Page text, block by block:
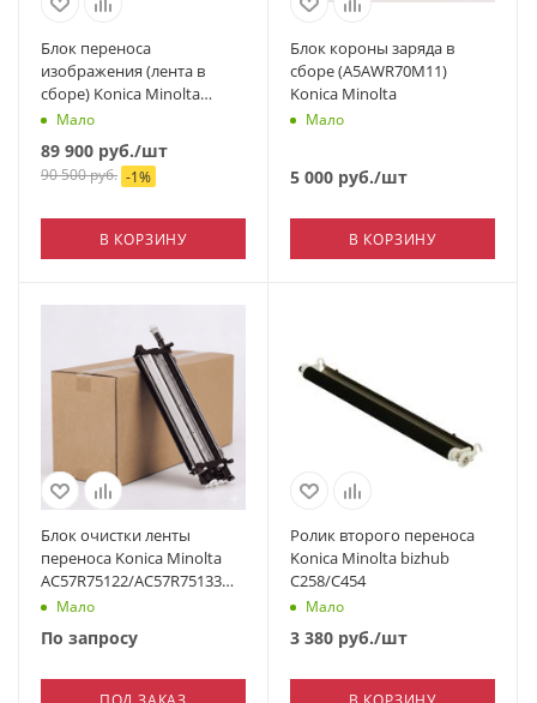
Блок переноса
изображения (лента в
сборе) Konica Minolta
A795R71433
Мало
89 900 руб./шт
90 500руб. -1%
В КОРЗИНУ
Блок короны заряда в
сборе (A5AWR70M11)
Konica Minolta
Мало
5 000 руб./шт
В КОРЗИНУ
Блок очистки ленты
переноса Konica Minolta
AС57R75122/AС57R75133
для C4065
Мало
По запросу
Ролик второго переноса
Konica Minolta bizhub
C258/C454
Мало
3 380 руб./шт